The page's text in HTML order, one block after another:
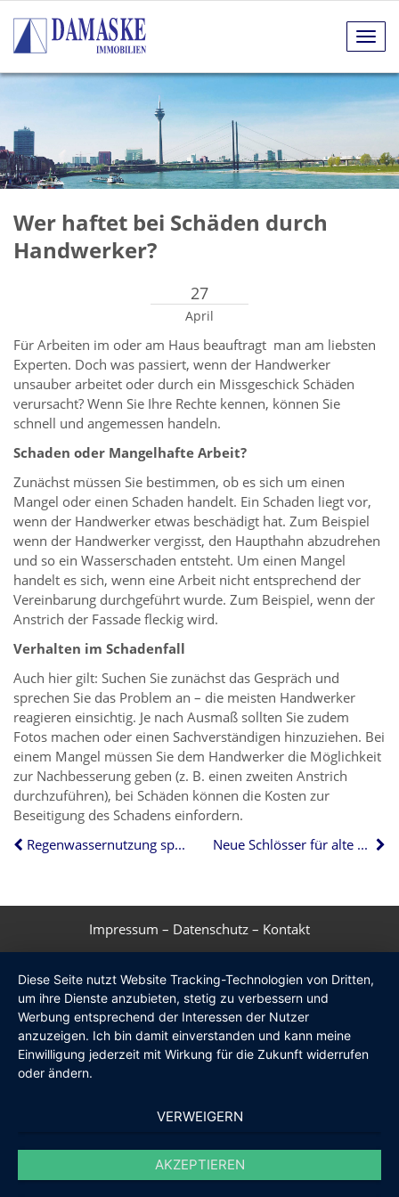
Wer haftet bei Schäden durch
Handwerker?
27
April
Für Arbeiten im oder am Haus beauftragt man am liebsten
Experten. Doch was passiert, wenn der Handwerker
unsauber arbeitet oder durch ein Missgeschick Schäden
verursacht? Wenn Sie Ihre Rechte kennen, können Sie
schnell und angemessen handeln.
Schaden oder Mangelhafte Arbeit?
Zunächst müssen Sie bestimmen, ob es sich um einen
Mangel oder einen Schaden handelt. Ein Schaden liegt vor,
wenn der Handwerker etwas beschädigt hat. Zum Beispiel
wenn der Handwerker vergisst, den Haupthahn abzudrehen
und so ein Wasserschaden entsteht. Um einen Mangel
handelt es sich, wenn eine Arbeit nicht entsprechend der
Vereinbarung durchgeführt wurde. Zum Beispiel, wenn der
Anstrich der Fassade fleckig wird.
Verhalten im Schadenfall
Auch hier gilt: Suchen Sie zunächst das Gespräch und
sprechen Sie das Problem an – die meisten Handwerker
reagieren einsichtig. Je nach Ausmaß sollten Sie zudem
Fotos machen oder einen Sachverständigen hinzuziehen. Bei
einem Mangel müssen Sie dem Handwerker die Möglichkeit
zur Nachbesserung geben (z. B. einen zweiten Anstrich
durchzuführen), bei Schäden können die Kosten zur
Beseitigung des Schadens einfordern.
Regenwassernutzung spart bares Geld
Neue Schlösser für alte Türen
Impressum – Datenschutz – Kontakt
Diese Seite nutzt Website Tracking-Technologien von Dritten,
um ihre Dienste anzubieten, stetig zu verbessern und
Werbung entsprechend der Interessen der Nutzer
anzuzeigen. Ich bin damit einverstanden und kann meine
Einwilligung jederzeit mit Wirkung für die Zukunft widerrufen
oder ändern.
VERWEIGERN
AKZEPTIEREN